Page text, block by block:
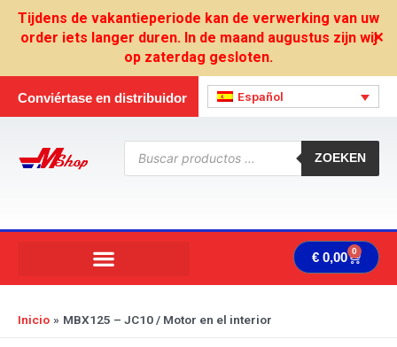
Tijdens de vakantieperiode kan de verwerking van uw
order iets langer duren. In de maand augustus zijn wij
op zaterdag gesloten.
✕
Conviértase en distribuidor Español
Búsqueda
productos
ZOEKEN
€ 0,00 0
Inicio MBX125 – JC10 / Motor en el interior